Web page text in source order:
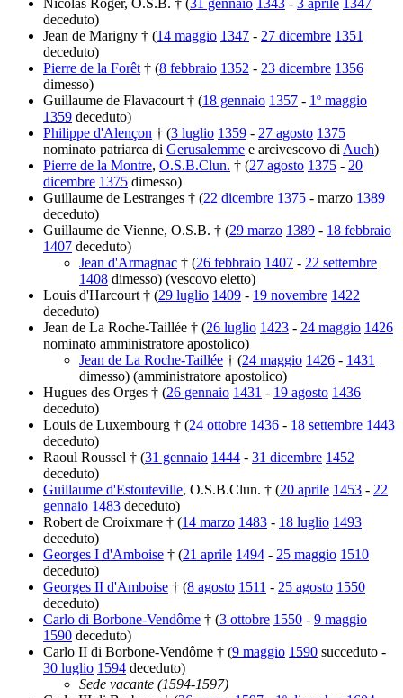
Nicolas Roger, O.S.B. † (31 gennaio 1343 - 3 aprile 1347
deceduto)
Jean de Marigny † (14 maggio 1347 - 27 dicembre 1351
deceduto)
Pierre de la Forêt † (8 febbraio 1352 - 23 dicembre 1356
dimesso)
Guillaume de Flavacourt † (18 gennaio 1357 - 1º maggio
1359 deceduto)
Philippe d'Alençon † (3 luglio 1359 - 27 agosto 1375
nominato patriarca di Gerusalemme e arcivescovo di Auch)
Pierre de la Montre, O.S.B.Clun. † (27 agosto 1375 - 20
dicembre 1375 dimesso)
Guillaume de Lestranges † (22 dicembre 1375 - marzo 1389
deceduto)
Guillaume de Vienne, O.S.B. † (29 marzo 1389 - 18 febbraio
1407 deceduto)
Jean d'Armagnac † (26 febbraio 1407 - 22 settembre
1408 dimesso) (vescovo eletto)
Louis d'Harcourt † (29 luglio 1409 - 19 novembre 1422
deceduto)
Jean de La Roche-Taillée † (26 luglio 1423 - 24 maggio 1426
nominato amministratore apostolico)
Jean de La Roche-Taillée † (24 maggio 1426 - 1431
dimesso) (amministratore apostolico)
Hugues des Orges † (26 gennaio 1431 - 19 agosto 1436
deceduto)
Louis de Luxembourg † (24 ottobre 1436 - 18 settembre 1443
deceduto)
Raoul Roussel † (31 gennaio 1444 - 31 dicembre 1452
deceduto)
Guillaume d'Estouteville, O.S.B.Clun. † (20 aprile 1453 - 22
gennaio 1483 deceduto)
Robert de Croixmare † (14 marzo 1483 - 18 luglio 1493
deceduto)
Georges I d'Amboise † (21 aprile 1494 - 25 maggio 1510
deceduto)
Georges II d'Amboise † (8 agosto 1511 - 25 agosto 1550
deceduto)
Carlo di Borbone-Vendôme † (3 ottobre 1550 - 9 maggio
1590 deceduto)
Carlo II di Borbone-Vendôme † (9 maggio 1590 succeduto -
30 luglio 1594 deceduto)
Sede vacante (1594-1597)